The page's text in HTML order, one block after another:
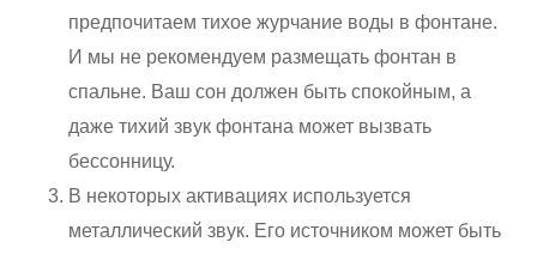
предпочитаем тихое журчание воды в фонтане.
И мы не рекомендуем размещать фонтан в
спальне. Ваш сон должен быть спокойным, а
даже тихий звук фонтана может вызвать
бессонницу.
В некоторых активациях используется
металлический звук. Его источником может быть